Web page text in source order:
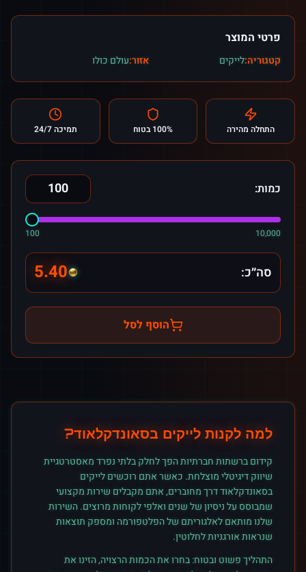
פרטי המוצר
קטגוריה:לייקים אזור:עולם כולו
התחלה מהירה 100% בטוח תמיכה 24/7
כמות:
100 10,000
סה״כ: 5.40
הוסף לסל
למה לקנות לייקים בסאונדקלאוד?
קידום ברשתות חברתיות הפך לחלק בלתי נפרד מאסטרטגיית
שיווק דיגיטלי מוצלחת. כאשר אתם רוכשיםלייקים
בסאונדקלאודדרך מחוברים, אתם מקבלים שירות מקצועי
שמבוסס על ניסיון של שנים ואלפי לקוחות מרוצים. השירות
שלנו מותאם לאלגוריתם של הפלטפורמה ומספק תוצאות
שנראות אורגניות לחלוטין.
התהליך פשוט ובטוח: בחרו את הכמות הרצויה, הזינו את